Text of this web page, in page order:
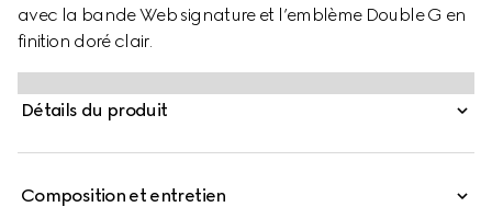
avec la bande Web signature et l’emblème Double G en
finition doré clair.
Détails du produit
Composition et entretien